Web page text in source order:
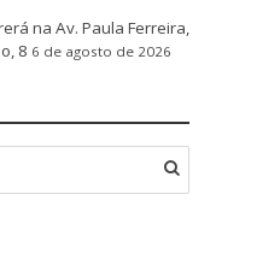
na Av. Paula Ferreira,
8 6 de agosto de 2026